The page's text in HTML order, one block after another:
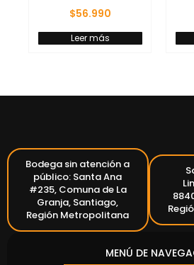
$56.990
Leer más
Bodega sin atención a
público: Santa Ana
#235, Comuna de La
Granja, Santiago,
Región Metropolitana
MENÚ DE